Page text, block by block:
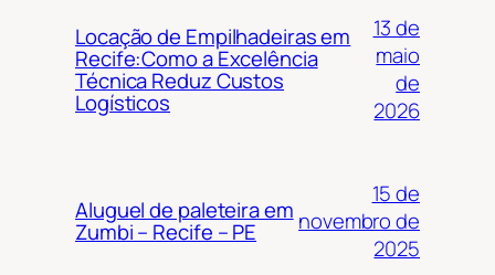
Locação de Empilhadeiras em
Recife:Como a Excelência
Técnica Reduz Custos
Logísticos
13 de
maio
de
2026
Aluguel de paleteira em
Zumbi – Recife – PE
15 de
novembro de
2025